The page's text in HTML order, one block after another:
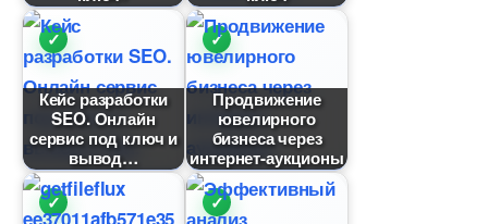
Кейс разработки
SEO. Онлайн
сервис под ключ и
ывод
Продвижение
ювелирного
изнеса через
интернет-аукционы